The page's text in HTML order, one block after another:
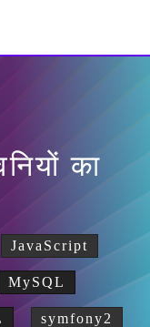
का
JavaScript
MySQL
symfony2